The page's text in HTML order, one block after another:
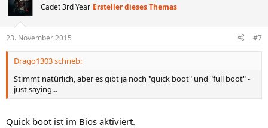
Cadet 3rd Year Ersteller dieses Themas
23. November 2015 #7
Drago1303 schrieb:
Stimmt natürlich, aber es gibt ja noch "quick boot" und "full boot" -
just saying...
Quick boot ist im Bios aktiviert.